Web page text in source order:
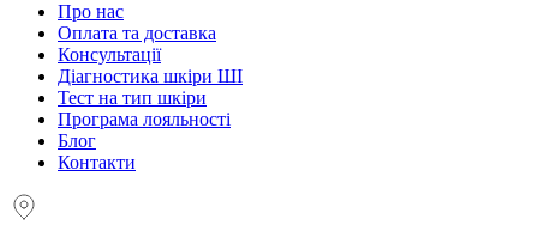
Про нас
Оплата та доставка
Консультації
Діагностика шкіри ШІ
Тест на тип шкіри
Програма лояльності
Блог
Контакти